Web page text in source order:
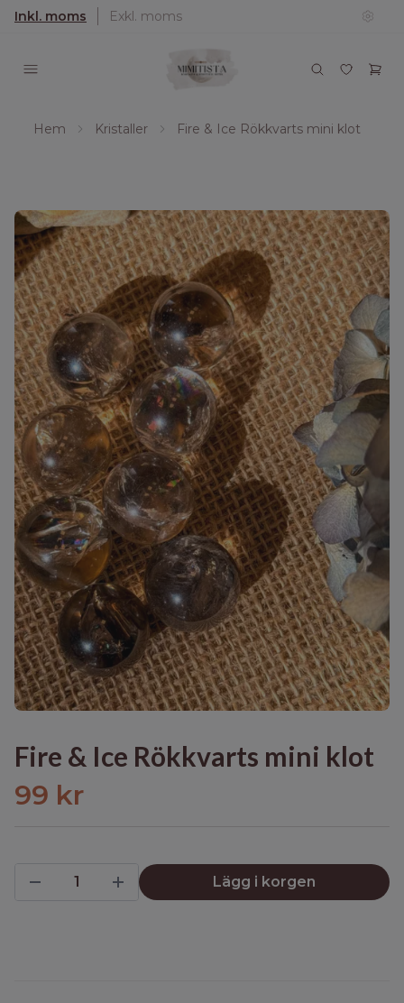
Inkl. moms Exkl. moms
Hem Kristaller Fire & Ice Rökkvarts mini klot
Fire & Ice Rökkvarts mini klot
99 kr
Lägg i korgen